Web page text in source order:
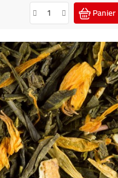
Panier